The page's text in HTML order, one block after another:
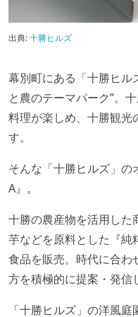
出典:十勝ヒルズ
幕別町にある「十勝ヒル
と農のテーマパーク”。
料理が楽しめ、十勝観光
す。
そんな「十勝ヒルズ」の
A』。
十勝の農産物を活用した
芋などを原料とした『純
食品を販売。時代に合わ
方を積極的に提案・発信
「十勝ヒルズ」の洋風